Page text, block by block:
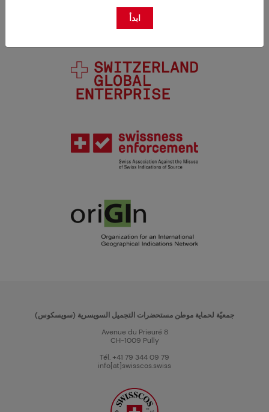
سويسكوس عضو في
جمعيّة لحماية موطن مستحضرات التجميل السويسرية (سويسكوس)
Avenue du Prieuré 8
CH-1009 Pully
Tél. +41 79 344 09 79
info[at]swisscos.swiss
ابدأ